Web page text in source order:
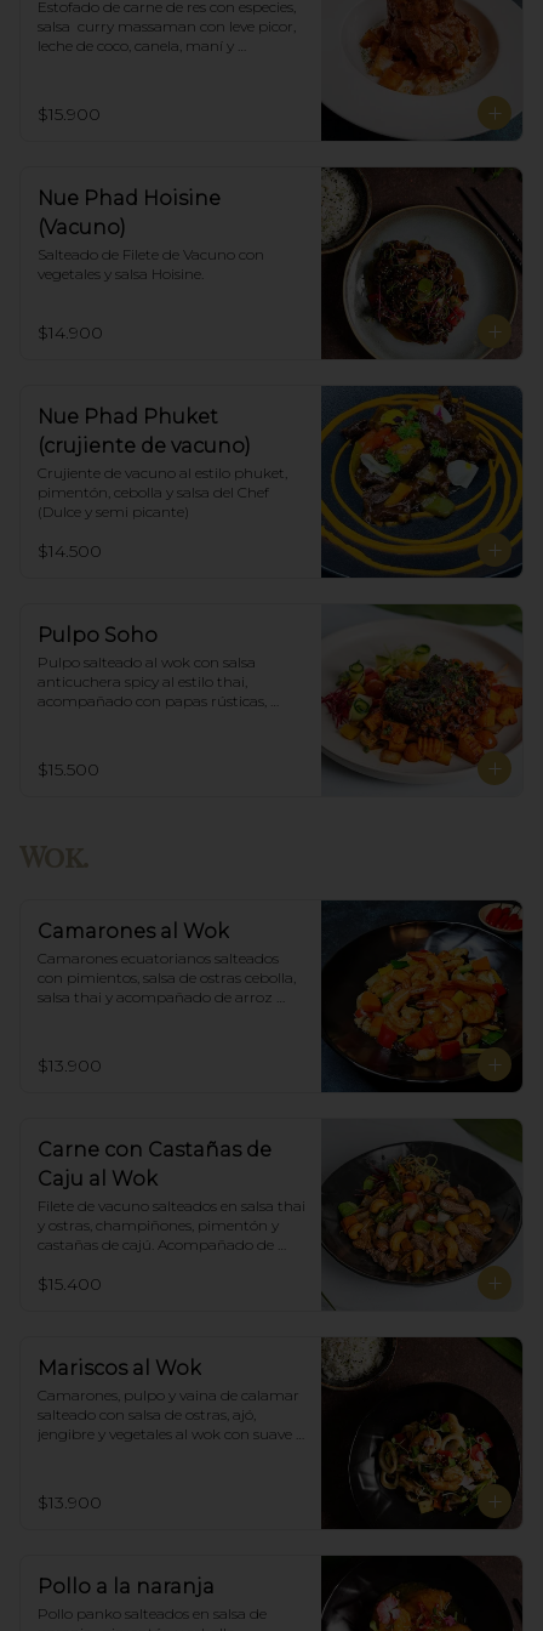
Estofado de carne de res con especies,
salsa  curry massaman con leve picor,
leche de coco, canela, maní y
$15.900
Nue Phad Hoisine
(Vacuno)
Salteado de Filete de Vacuno con
vegetales y salsa Hoisine.
$14.900
Nue Phad Phuket
(crujiente de vacuno)
Crujiente de vacuno al estilo phuket,
pimentón, cebolla y salsa del Chef
(Dulce y semi picante)
$14.500
Pulpo Soho
Pulpo salteado al wok con salsa
anticuchera spicy al estilo thai,
acompañado con papas rústicas,
$15.500
Camarones al Wok
Camarones ecuatorianos salteados
con pimientos, salsa de ostras cebolla,
salsa thai y acompañado de arroz
$13.900
Carne con Castañas de
Caju al Wok
Filete de vacuno salteados en salsa thai
y ostras, champiñones, pimentón y
castañas de cajú. Acompañado de
$15.400
Mariscos al Wok
Camarones, pulpo y vaina de calamar
salteado con salsa de ostras, ajó,
jengibre y vegetales al wok con suave
$13.900
Pollo a la naranja
Pollo panko salteados en salsa de